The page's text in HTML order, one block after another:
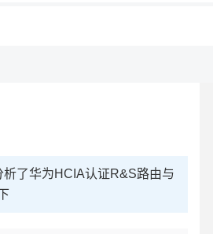
了华为HCIA认证R&S路由与